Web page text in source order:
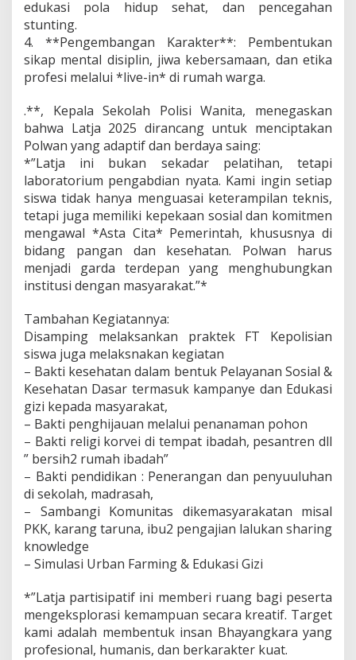
edukasi pola hidup sehat, dan pencegahan
stunting.
4. **Pengembangan Karakter**: Pembentukan
sikap mental disiplin, jiwa kebersamaan, dan etika
profesi melalui *live-in* di rumah warga.
.**, Kepala Sekolah Polisi Wanita, menegaskan
bahwa Latja 2025 dirancang untuk menciptakan
Polwan yang adaptif dan berdaya saing:
*”Latja ini bukan sekadar pelatihan, tetapi
laboratorium pengabdian nyata. Kami ingin setiap
siswa tidak hanya menguasai keterampilan teknis,
tetapi juga memiliki kepekaan sosial dan komitmen
mengawal *Asta Cita* Pemerintah, khususnya di
bidang pangan dan kesehatan. Polwan harus
menjadi garda terdepan yang menghubungkan
institusi dengan masyarakat.”*
Tambahan Kegiatannya:
Disamping melaksankan praktek FT Kepolisian
siswa juga melaksnakan kegiatan
– Bakti kesehatan dalam bentuk Pelayanan Sosial &
Kesehatan Dasar termasuk kampanye dan Edukasi
gizi kepada masyarakat,
– ⁠Bakti penghijauan melalui penanaman pohon
– ⁠Bakti religi korvei di tempat ibadah, pesantren dll
” bersih2 rumah ibadah”
– Bakti pendidikan : Penerangan dan penyuuluhan
di sekolah, madrasah,
– ⁠Sambangi Komunitas dikemasyarakatan misal
PKK, karang taruna, ibu2 pengajian lalukan sharing
knowledge
– ⁠Simulasi Urban Farming & Edukasi Gizi
*”Latja partisipatif ini memberi ruang bagi peserta
mengeksplorasi kemampuan secara kreatif. Target
kami adalah membentuk insan Bhayangkara yang
profesional, humanis, dan berkarakter kuat.